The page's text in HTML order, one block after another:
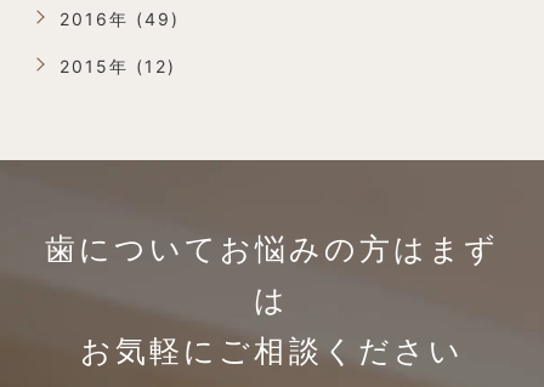
2016年 (49)
2015年 (12)
歯についてお悩みの方は まず
は
お気軽にご相談ください